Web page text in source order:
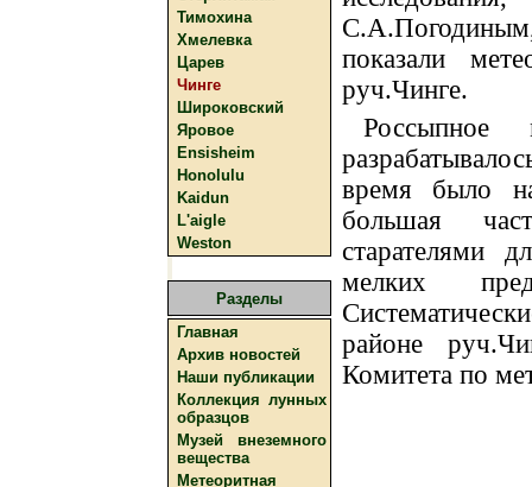
Тимохина
Хмелевка
Царев
Чинге
Широковский
Яровое
Ensisheim
Honolulu
Kaidun
L'aigle
Weston
Разделы
Главная
Архив новостей
Наши публикации
Коллекция лунных
образцов
Музей внеземного
вещества
Метеоритная
показали
руч.Чинге.
Россыпное
время было
большая
старателями
мелких
районе
Комитета по